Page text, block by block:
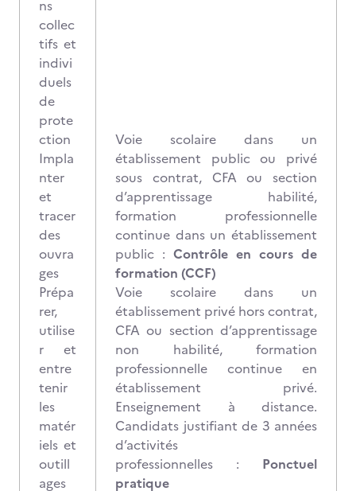
ns
collec
tifs et
indivi
duels
de
prote
ction
Impla
nter
et
tracer
des
ouvra
ges
Prépa
rer,
utilise
r et
entre
tenir
les
matér
iels et
outill
ages
Voie scolaire dans un
établissement public ou privé
sous contrat, CFA ou section
d’apprentissage habilité,
formation professionnelle
continue dans un établissement
public : Contrôle en cours de
formation (CCF)
Voie scolaire dans un
établissement privé hors contrat,
CFA ou section d’apprentissage
non habilité, formation
professionnelle continue en
établissement privé.
Enseignement à distance.
Candidats justifiant de 3 années
d’activités
professionnelles : Ponctuel
pratique